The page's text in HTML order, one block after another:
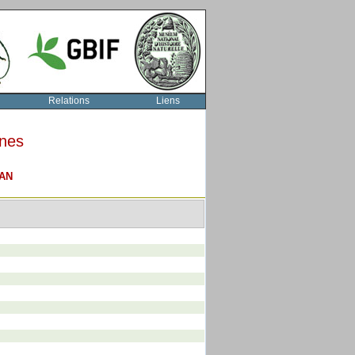
Relations Liens